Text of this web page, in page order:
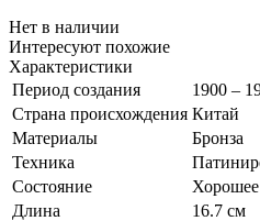
Нет в наличии
Интересуют похожие
Характеристики
Период создания
1900 –
Страна происхождения Китай
Материалы
Бронза
Техника
Состояние
Хорошее
Длина
16.7 см